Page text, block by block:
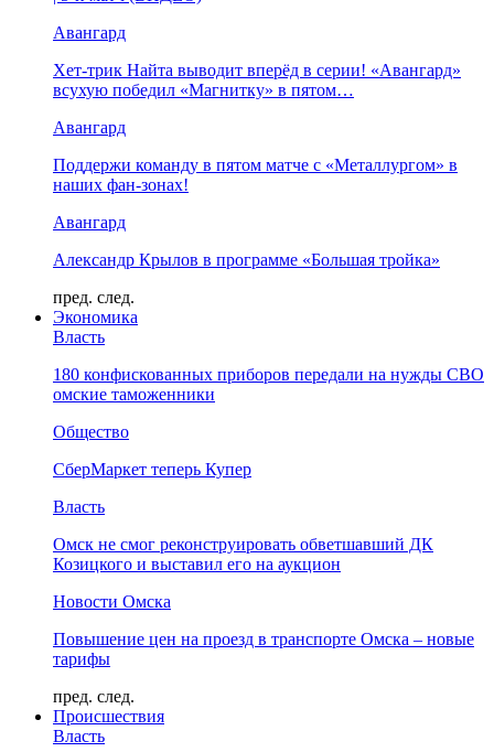
Авангард
Хет-трик Найта выводит вперёд в серии! «Авангард»
всухую победил «Магнитку» в пятом…
Авангард
Поддержи команду в пятом матче с «Металлургом» в
наших фан-зонах!
Авангард
Александр Крылов в программе «Большая тройка»
пред. след.
Экономика
Власть
180 конфискованных приборов передали на нужды СВО
омские таможенники
Общество
СберМаркет теперь Купер
Власть
Омск не смог реконструировать обветшавший ДК
Козицкого и выставил его на аукцион
Новости Омска
Повышение цен на проезд в транспорте Омска – новые
тарифы
пред. след.
Происшествия
Власть